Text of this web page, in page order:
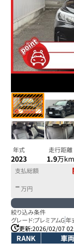
年式
2023
走行距離
1.9万km
支払総額
- 万円
絞り込み条件
グレード:プレミアムG年
更新:2026/02/07
RANK 車